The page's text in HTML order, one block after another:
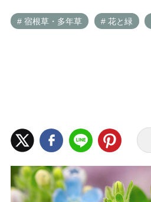
# 宿根草・多年草 # 花と緑